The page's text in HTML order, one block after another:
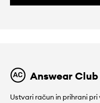
Answear Club
Ustvari račun in prihrani